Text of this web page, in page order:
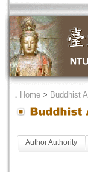
． Home > Buddhist
Author Authority